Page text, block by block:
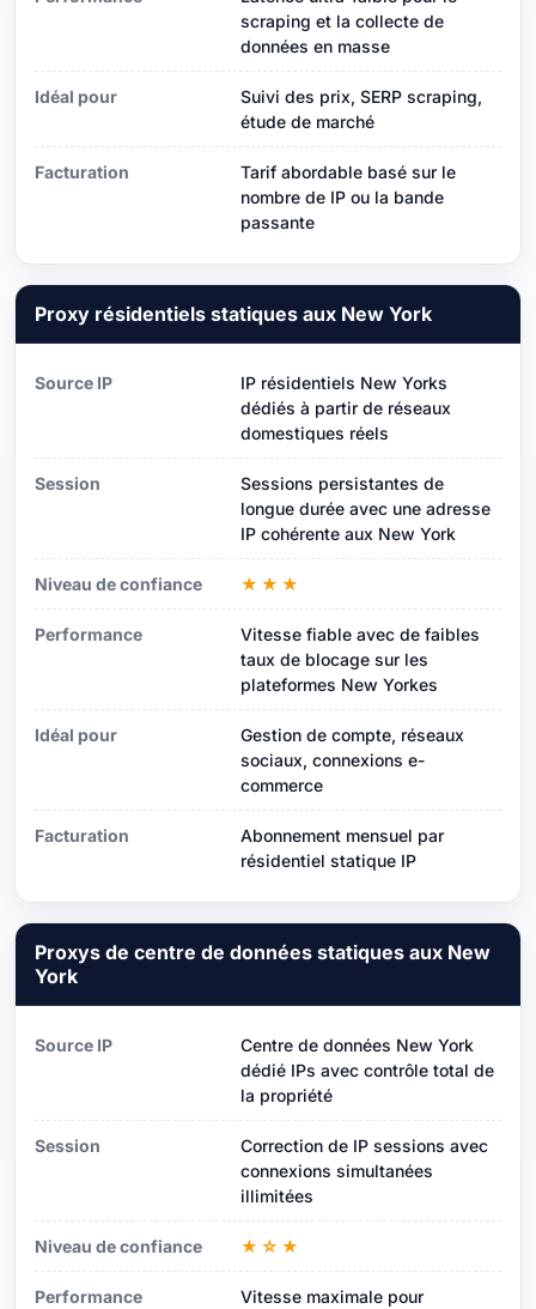
scraping et la collecte de
données en masse
Idéal pour
Suivi des prix, SERP scraping,
étude de marché
Facturation
Tarif abordable basé sur le
nombre de IP ou la bande
passante
Proxy résidentiels statiques aux New York
Source IP
IP résidentiels New Yorks
dédiés à partir de réseaux
domestiques réels
Session
Sessions persistantes de
longue durée avec une adresse
IP cohérente aux New York
Niveau de confiance ★★★
Performance
Vitesse fiable avec de faibles
taux de blocage sur les
plateformes New Yorkes
Idéal pour
Gestion de compte, réseaux
sociaux, connexions e-
commerce
Facturation
Abonnement mensuel par
résidentiel statique IP
Proxys de centre de données statiques aux New
York
Source IP
Centre de données New York
dédié IPs avec contrôle total de
la propriété
Session
Correction de IP sessions avec
connexions simultanées
illimitées
Niveau de confiance ★☆★
Performance
Vitesse maximale pour